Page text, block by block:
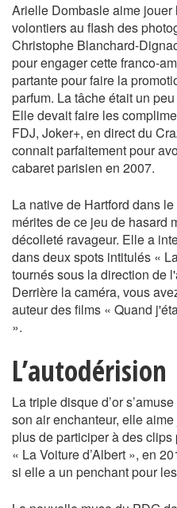
Arielle Dombasle aime jouer
volontiers au flash des
Christophe Blanchard-
pour engager cette franco-
partante pour faire la
parfum. La tâche était un
Elle devait faire les
FDJ, Joker+, en direct du
connait parfaitement pour
cabaret parisien en 2007.
La native de Hartford dans
mérites de ce jeu de hasard
décolleté ravageur. Elle a
dans deux spots intitulés «
tournés sous la direction de
Derrière la caméra, vous
auteur des films « Quand
».
L’autodérision
La triple disque d’or
son air enchanteur, elle
plus de participer à des
« La Voiture d’Albert », en
si elle a un penchant pour